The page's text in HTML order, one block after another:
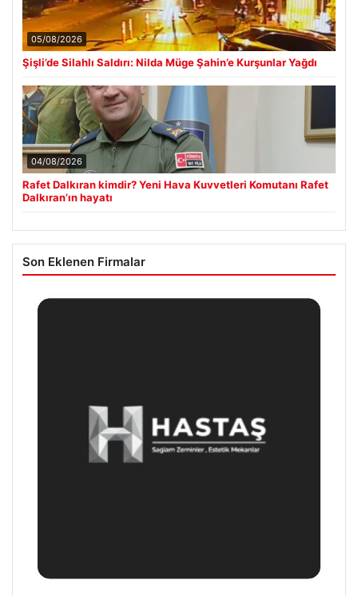
05/08/2026
Şişli’de Silahlı Saldırı: Nilda Müge Şahin’e Kurşunlar Yağdı
04/08/2026
Rafet Dalkıran kimdir? Yeni Hava Kuvvetleri Komutanı Rafet
Dalkıran’ın hayatı
Son Eklenen Firmalar